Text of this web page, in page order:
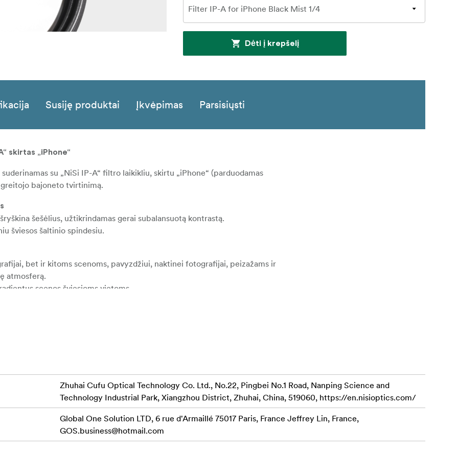
Dėti į krepšelį
Susiję produktai Įkvėpimas Parsisiųsti
skirtas „iPhone“
su „NiSi IP-A“ filtro laikikliu, skirtu „iPhone“ (parduodamas
bajoneto tvirtinimą.
šešėlius, užtikrindamas gerai subalansuotą kontrastą.
šviesos šaltinio spindesiu.
bet ir kitoms scenoms, pavyzdžiui, naktinei fotografijai, peizažams ir
atmosferą.
scenos šviesioms vietoms.
yra visiškai suderintos su apvalaus filtro spaustuko anga, tada pasukite
„iPhone®“ (parduodamas atskirai)
Zhuhai Cufu Optical Technology Co. Ltd., No.22, Pingbei No.1 Road, Nanping Science and
Technology Industrial Park, Xiangzhou District, Zhuhai, China, 519060, https://en.nisioptics.com/
Global One Solution LTD, 6 rue d'Armaillé 75017 Paris, France Jeffrey Lin, France,
GOS.business@hotmail.com